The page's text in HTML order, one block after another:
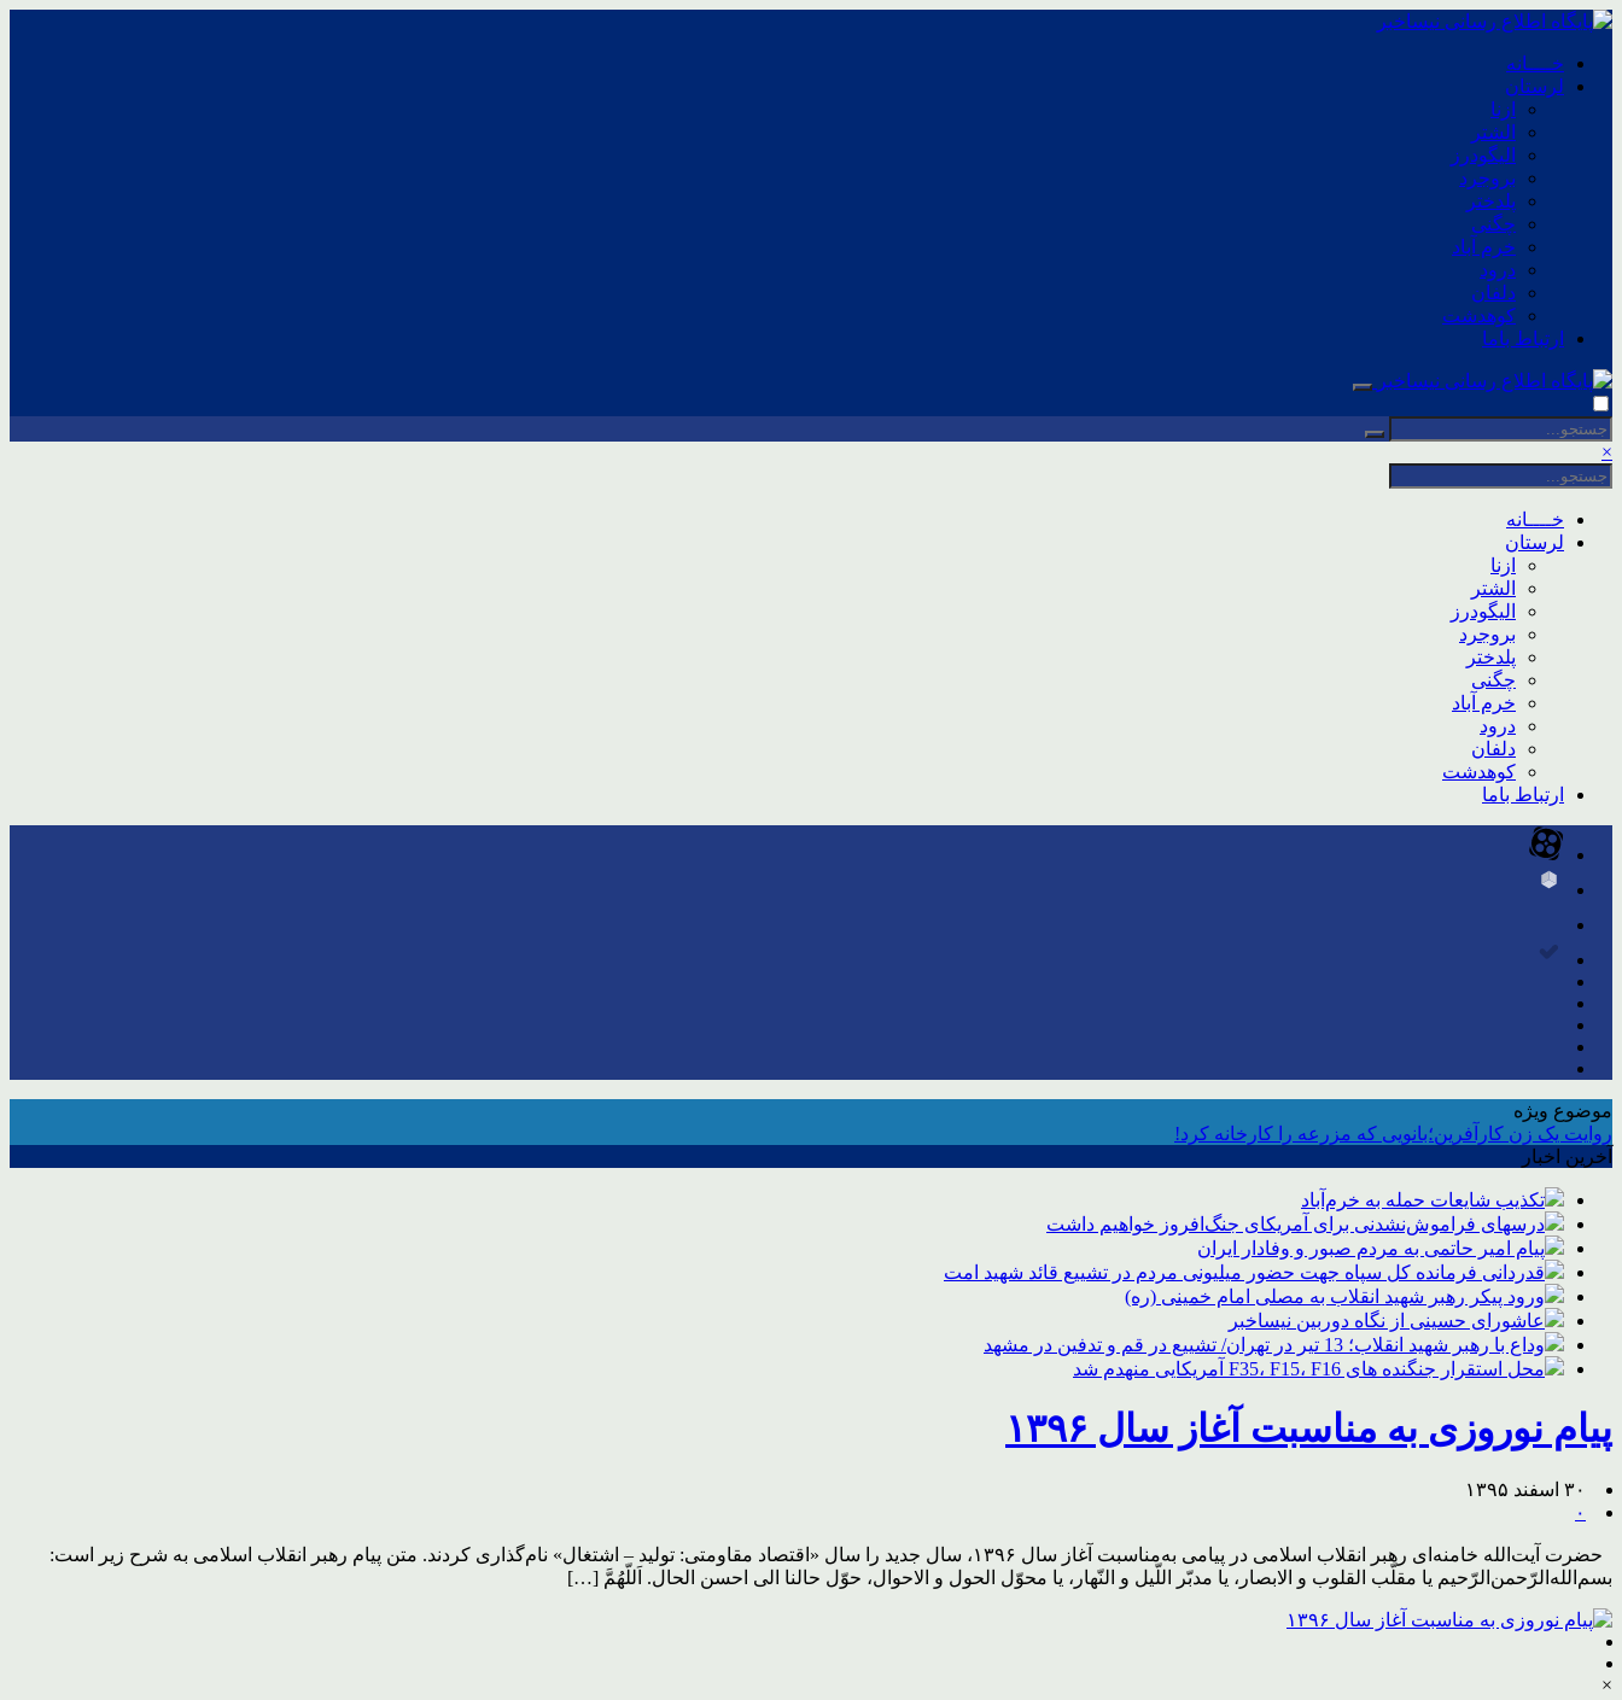
خــــانه
لرستان
ازنا
الشتر
الیگودرز
بروجرد
پلدختر
چگنی
خرم آباد
درود
دلفان
کوهدشت
ارتباط باما
×
خــــانه
لرستان
ازنا
الشتر
الیگودرز
بروجرد
پلدختر
چگنی
خرم آباد
درود
دلفان
کوهدشت
ارتباط باما
موضوع ویژه
روایت یک زن کارآفرین؛بانویی که مزرعه را کارخانه کرد!
آخرین اخبار
تکذیب شایعات حمله به خرم‌آباد
درسهای فراموش‌نشدنی برای آمریکای جنگ‌افروز خواهیم داشت
پیام امیر حاتمی به مردم صبور و وفادار ایران
قدردانی فرمانده کل سپاه جهت حضور میلیونی مردم در تشییع قائد شهید امت
ورود پیکر رهبر شهید انقلاب به مصلی امام خمینی (ره)
عاشورای حسینی از نگاه دوربین نیساخبر
وداع با رهبر شهید انقلاب؛ 13 تیر در تهران/ تشییع در قم و تدفین در مشهد
محل استقرار جنگنده های F35، F15، F16 آمریکایی منهدم شد
پیام نوروزی به مناسبت آغاز سال ۱۳۹۶
۳۰ اسفند ۱۳۹۵
۰
حضرت آیت‌الله خامنه‌ای رهبر انقلاب اسلامی در پیامی به‌مناسبت آغاز سال ۱۳۹۶، سال جدید را سال «اقتصاد مقاومتی: تولید – اشتغال» نام‌گذاری کردند. متن پیام رهبر انقلاب اسلامی به شرح زیر است:
بسم‌الله‌الرّحمن‌الرّحیم یا مقلّب القلوب و الابصار، یا مدبّر اللّیل و النّهار، یا محوّل الحول و الاحوال، حوّل حالنا الی احسن الحال. اَللّهُمَّ […]
×